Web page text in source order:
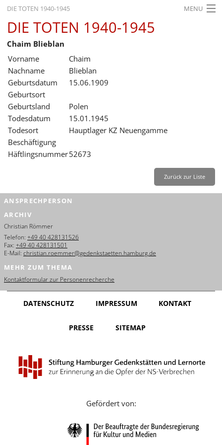
DIE TOTEN 1940-1945 MENU
STARTSEITE
AKTUELLES
AUSSTELLUNGEN
GESCHICHTE
BILDUNG
FORSCHUNG
SERVICE
Français
Dansk
Español
Nederlands
Português
Русский
Leichte Sprache
DIE TOTEN 1940-1945
Chaim Blieblan
Vorname
Chaim
Nachname
Blieblan
Geburtsdatum
15.06.1909
Geburtsort
Geburtsland
Polen
Todesdatum
15.01.1945
Todesort
Hauptlager KZ Neuengamme
Beschäftigung
Häftlingsnummer52673
Zurück zur Liste
ANSPRECHPERSON
ARCHIV
Christian Römmer
Telefon: +49 40 428131526
Fax: +49 40 428131501
E-Mail: christian.roemmer@gedenkstaetten.hamburg.de
MEHR ZUM THEMA
Kontaktformular zur Personenrecherche
DATENSCHUTZ IMPRESSUM KONTAKT
PRESSE SITEMAP
Gefördert von: